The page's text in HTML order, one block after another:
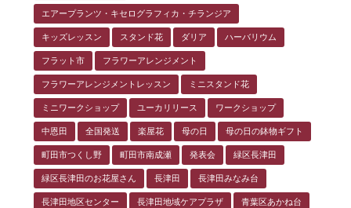
エアープランツ・キセログラフィカ・チランジア
キッズレッスン スタンド花 ダリア ハーバリウム
フラット市 フラワーアレンジメント
フラワーアレンジメントレッスン ミニスタンド花
ミニワークショップ ユーカリリース ワークショップ
中恩田 全国発送 楽屋花 母の日 母の日の鉢物ギフト
町田市つくし野 町田市南成瀬 発表会 緑区長津田
緑区長津田のお花屋さん 長津田 長津田みなみ台
長津田地区センター 長津田地域ケアプラザ 青葉区あかね台